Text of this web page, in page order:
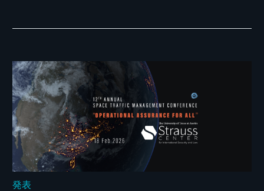
発表